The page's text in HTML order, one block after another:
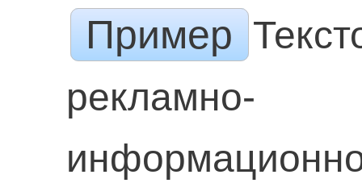
Пример
рекламно-